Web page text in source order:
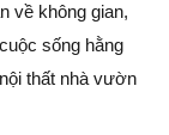
về không gian,
sống hằng
thất nhà vườn